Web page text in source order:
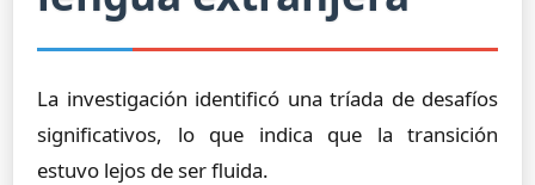
La investigación identificó una tríada de desafíos
significativos, lo que indica que la transición
estuvo lejos de ser fluida.